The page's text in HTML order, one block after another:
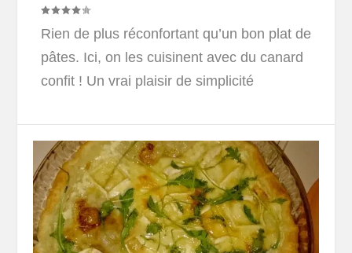
Rien de plus réconfortant qu’un bon plat de
pâtes. Ici, on les cuisinent avec du canard
confit ! Un vrai plaisir de simplicité